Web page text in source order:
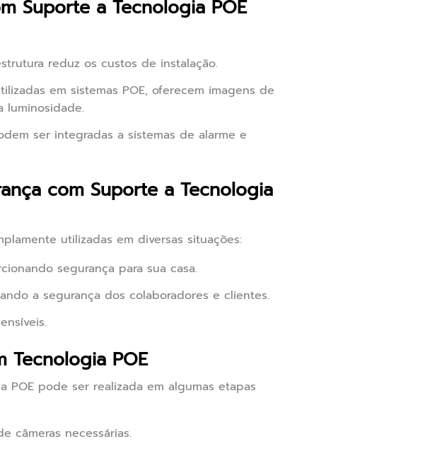
Suporte a Tecnologia POE
reduz os custos de instalação.
em sistemas POE, oferecem imagens de
luminosidade.
ser integradas a sistemas de alarme e
com Suporte a Tecnologia
utilizadas em diversas situações:
segurança para sua casa.
a segurança dos colaboradores e clientes.
Tecnologia POE
pode ser realizada em algumas etapas
câmeras necessárias.